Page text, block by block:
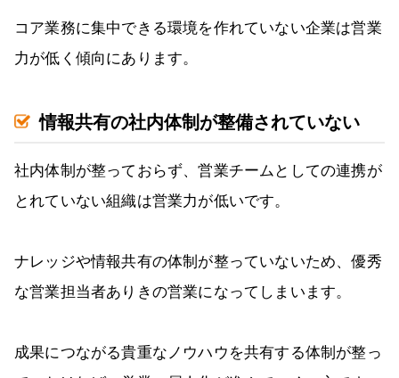
コア業務に集中できる環境を作れていない企業は営業
力が低く傾向にあります。
情報共有の社内体制が整備されていない
社内体制が整っておらず、営業チームとしての連携が
とれていない組織は営業力が低いです。
ナレッジや情報共有の体制が整っていないため、優秀
な営業担当者ありきの営業になってしまいます。
成果につながる貴重なノウハウを共有する体制が整っ